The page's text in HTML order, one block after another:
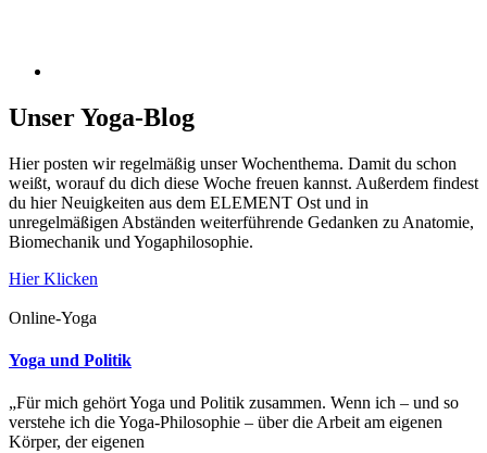
Unser Yoga-Blog
Hier posten wir regelmäßig unser Wochenthema. Damit du schon
weißt, worauf du dich diese Woche freuen kannst. Außerdem findest
du hier Neuigkeiten aus dem ELEMENT Ost und in
unregelmäßigen Abständen weiterführende Gedanken zu Anatomie,
Biomechanik und Yogaphilosophie.
Hier Klicken
Online-Yoga
Yoga und Politik
„Für mich gehört Yoga und Politik zusammen. Wenn ich – und so
verstehe ich die Yoga-Philosophie – über die Arbeit am eigenen
Körper, der eigenen